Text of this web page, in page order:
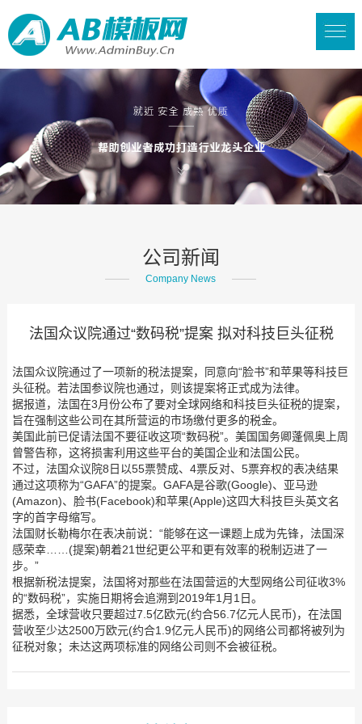
公司新闻
Company News
法国众议院通过“数码税”提案 拟对科技巨头征税
法国众议院通过了一项新的税法提案，同意向“脸书”和苹果等科技巨
头征税。若法国参议院也通过，则该提案将正式成为法律。
据报道，法国在3月份公布了要对全球网络和科技巨头征税的提案，
旨在强制这些公司在其所营运的市场缴付更多的税金。
美国此前已促请法国不要征收这项“数码税”。美国国务卿蓬佩奥上周
曾警告称，这将损害利用这些平台的美国企业和法国公民。
不过，法国众议院8日以55票赞成、4票反对、5票弃权的表决结果
通过这项称为“GAFA”的提案。GAFA是谷歌(Google)、亚马逊
(Amazon)、脸书(Facebook)和苹果(Apple)这四大科技巨头英文名
字的首字母缩写。
法国财长勒梅尔在表决前说：“能够在这一课题上成为先锋，法国深
感荣幸……(提案)朝着21世纪更公平和更有效率的税制迈进了一
步。”
根据新税法提案，法国将对那些在法国营运的大型网络公司征收3%
的“数码税”，实施日期将会追溯到2019年1月1日。
据悉，全球营收只要超过7.5亿欧元(约合56.7亿元人民币)，在法国
营收至少达2500万欧元(约合1.9亿元人民币)的网络公司都将被列为
征税对象；未达这两项标准的网络公司则不会被征税。